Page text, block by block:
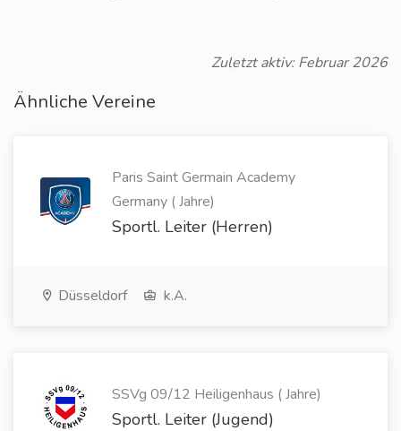
Zuletzt aktiv: Februar 2026
Ähnliche Vereine
Paris Saint Germain Academy
Germany ( Jahre)
Sportl. Leiter (Herren)
Düsseldorf k.A.
SSVg 09/12 Heiligenhaus ( Jahre)
Sportl. Leiter (Jugend)